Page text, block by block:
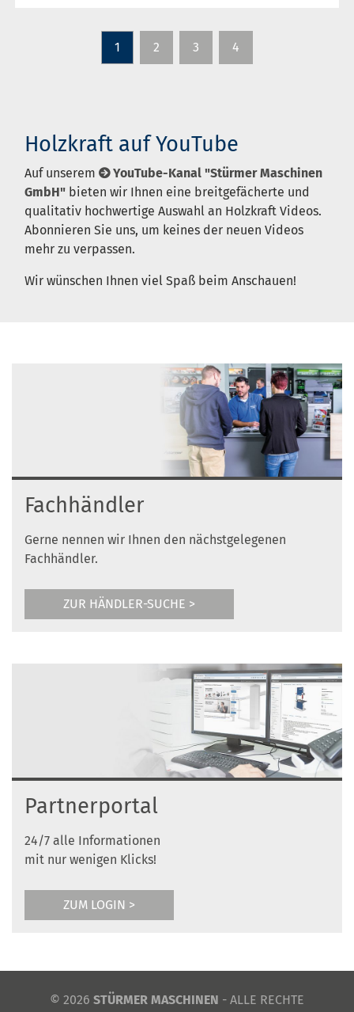
1 2 3 4
Holzkraft auf YouTube
Auf unserem
YouTube-Kanal "Stürmer Maschinen
GmbH" bieten wir Ihnen eine breitgefächerte und
qualitativ hochwertige Auswahl an Holzkraft Videos.
Abonnieren Sie uns, um keines der neuen Videos
mehr zu verpassen.
Wir wünschen Ihnen viel Spaß beim Anschauen!
Fachhändler
Gerne nennen wir Ihnen den nächstgelegenen
Fachhändler.
ZUR HÄNDLER-SUCHE >
Partnerportal
24/7 alle Informationen
mit nur wenigen Klicks!
ZUM LOGIN >
© 2026 STÜRMER MASCHINEN - ALLE RECHTE